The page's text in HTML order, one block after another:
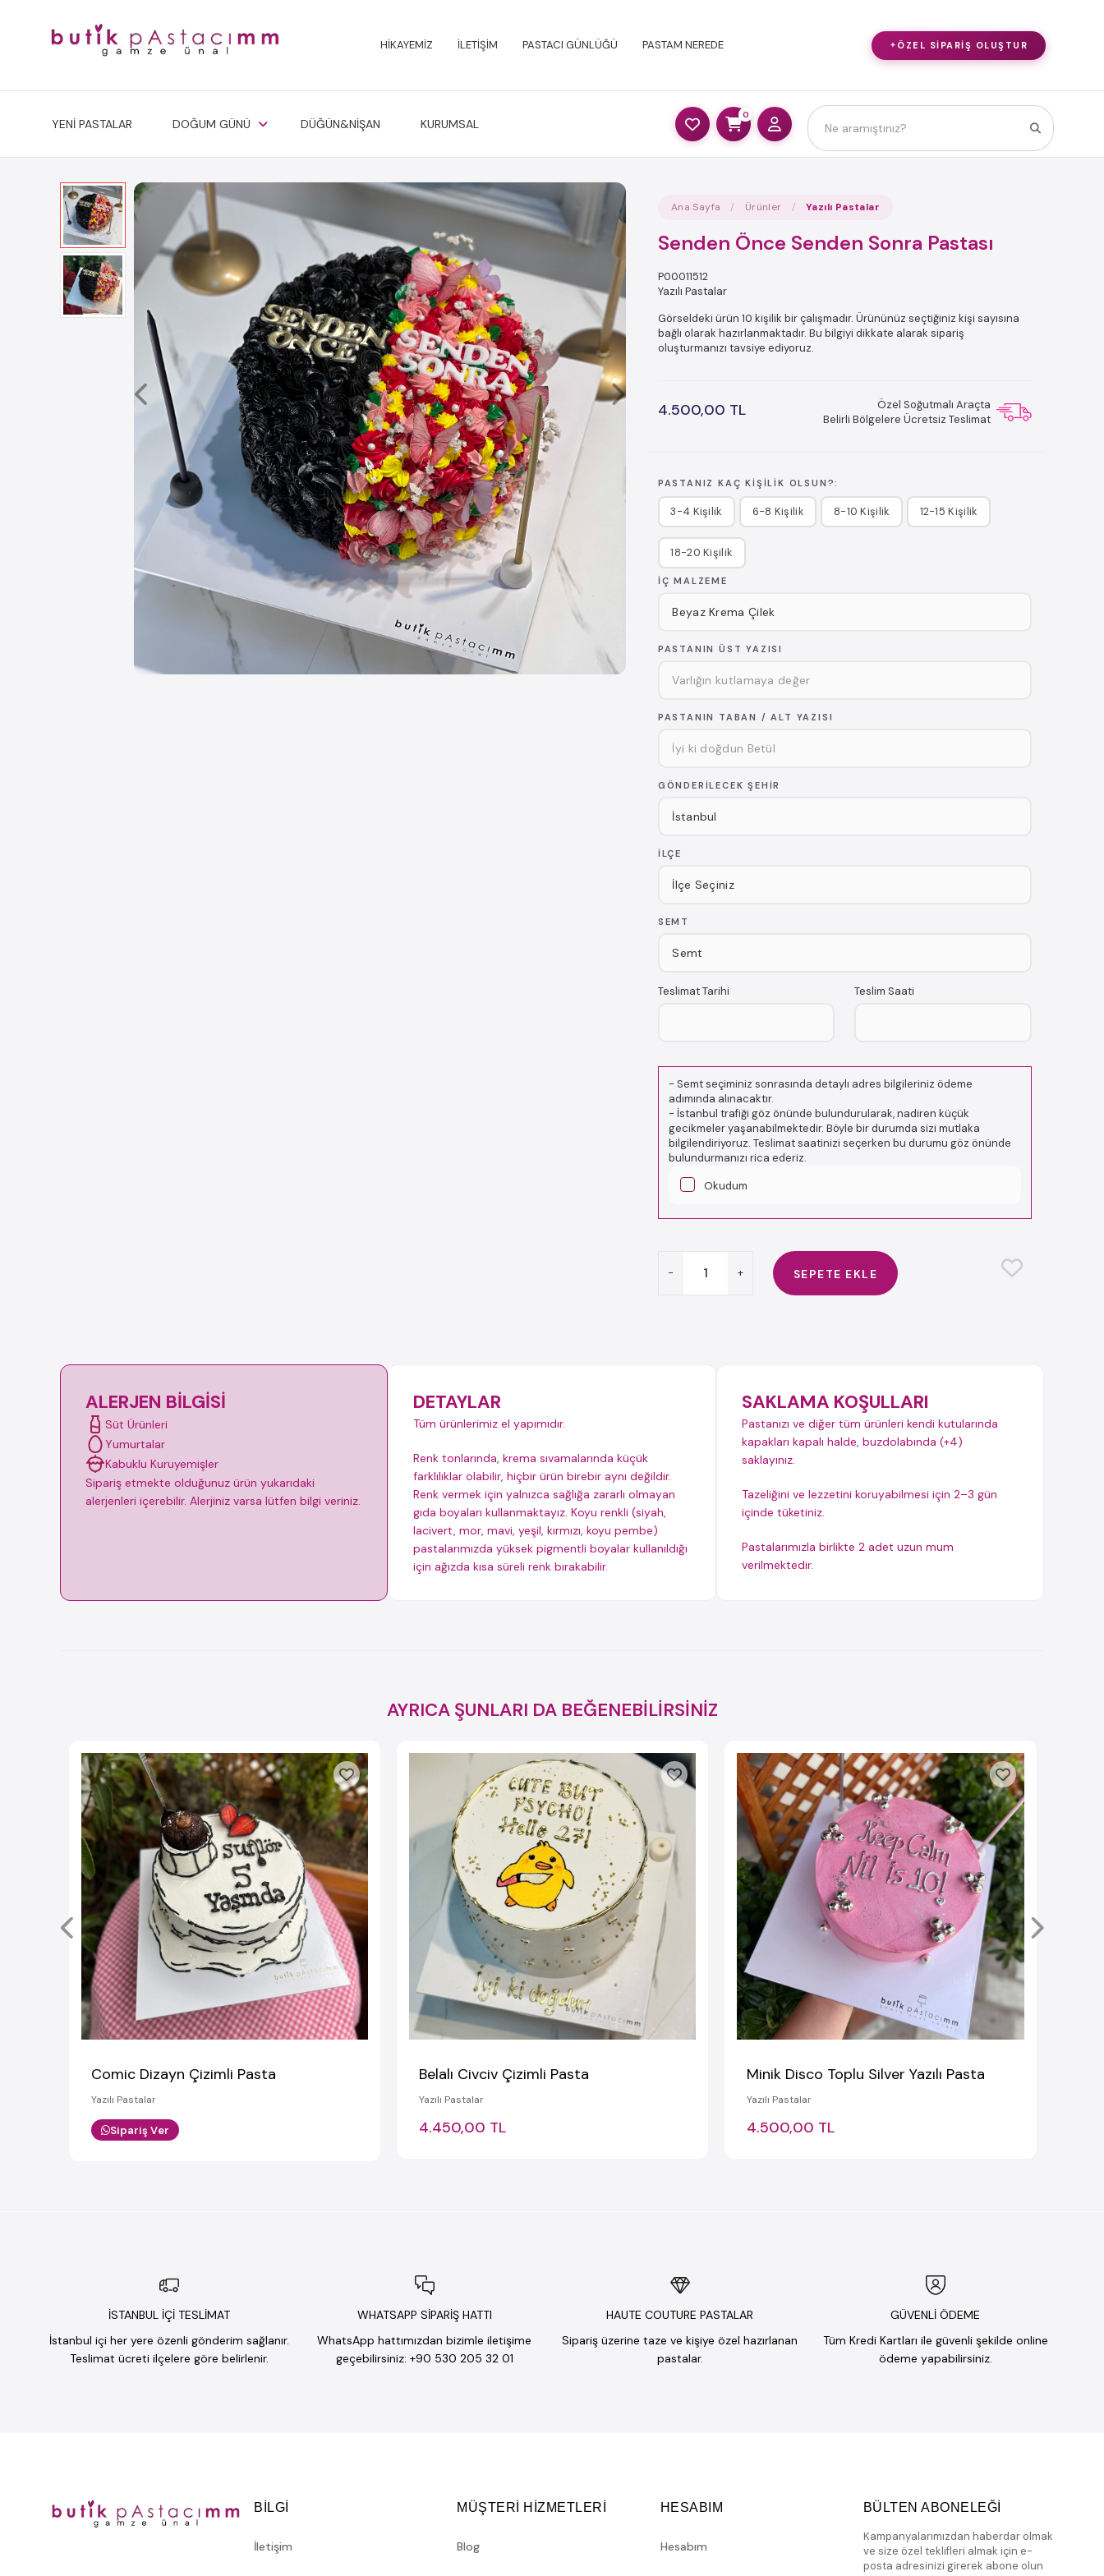
HİKAYEMİZ İLETİŞİM PASTACI GÜNLÜĞÜ PASTAM NEREDE ÖZEL SIPARIŞ OLUŞTUR
YENİ PASTALAR DOĞUM GÜNÜ DÜĞÜN&NİŞAN KURUMSAL
0
Ana Sayfa Ürünler Yazılı Pastalar
Senden Önce Senden Sonra Pastası
P00011512
Yazılı Pastalar
Görseldeki ürün 10 kişilik bir çalışmadır. Ürününüz seçtiğiniz kişi sayısına
bağlı olarak hazırlanmaktadır. Bu bilgiyi dikkate alarak sipariş
oluşturmanızı tavsiye ediyoruz.
4.500,00 TL
Özel Soğutmalı Araçta
Belirli Bölgelere Ücretsiz Teslimat
PASTANIZ KAÇ KIŞILIK OLSUN?:
3-4 Kişilik 6-8 Kişilik 8-10 Kişilik 12-15 Kişilik
18-20 Kişilik
İÇ MALZEME
PASTANIN ÜST YAZISI
PASTANIN TABAN / ALT YAZISI
GÖNDERILECEK ŞEHIR
İLÇE
SEMT
Teslimat Tarihi Teslim Saati
- Semt seçiminiz sonrasında detaylı adres bilgileriniz ödeme
adımında alınacaktır.
- İstanbul trafiği göz önünde bulundurularak, nadiren küçük
gecikmeler yaşanabilmektedir. Böyle bir durumda sizi mutlaka
bilgilendiriyoruz. Teslimat saatinizi seçerken bu durumu göz önünde
bulundurmanızı rica ederiz.
Okudum
- + SEPETE EKLE
ALERJEN BILGISI
Süt Ürünleri
Yumurtalar
Kabuklu Kuruyemişler
Sipariş etmekte olduğunuz ürün yukarıdaki
alerjenleri içerebilir. Alerjiniz varsa lütfen bilgi veriniz.
DETAYLAR
Tüm ürünlerimiz el yapımıdır.
Renk tonlarında, krema sıvamalarında küçük
farklılıklar olabilir, hiçbir ürün birebir aynı değildir.
Renk vermek için yalnızca sağlığa zararlı olmayan
gıda boyaları kullanmaktayız. Koyu renkli (siyah,
lacivert, mor, mavi, yeşil, kırmızı, koyu pembe)
pastalarımızda yüksek pigmentli boyalar kullanıldığı
için ağızda kısa süreli renk bırakabilir.
SAKLAMA KOŞULLARI
Pastanızı ve diğer tüm ürünleri kendi kutularında
kapakları kapalı halde, buzdolabında (+4)
saklayınız.
Tazeliğini ve lezzetini koruyabilmesi için 2–3 gün
içinde tüketiniz.
Pastalarımızla birlikte 2 adet uzun mum
verilmektedir.
AYRICA ŞUNLARI DA BEĞENEBİLİRSİNİZ
Comic Dizayn Çizimli Pasta
Yazılı Pastalar
Sipariş Ver
Belalı Civciv Çizimli Pasta
Yazılı Pastalar
4.450,00 TL
Minik Disco Toplu Silver Yazılı Pasta
Yazılı Pastalar
4.500,00 TL
İSTANBUL İÇİ TESLİMAT
İstanbul içi her yere özenli gönderim sağlanır.
Teslimat ücreti ilçelere göre belirlenir.
WHATSAPP SİPARİŞ HATTI
WhatsApp hattımızdan bizimle iletişime
geçebilirsiniz: +90 530 205 32 01
HAUTE COUTURE PASTALAR
Sipariş üzerine taze ve kişiye özel hazırlanan
pastalar.
GÜVENLİ ÖDEME
Tüm Kredi Kartları ile güvenli şekilde online
ödeme yapabilirsiniz.
BILGI
İletişim
MÜŞTERİ HİZMETLERİ
Blog
HESABIM
Hesabım
BÜLTEN ABONELEĞİ
Kampanyalarımızdan haberdar olmak
ve size özel teklifleri almak için e-
posta adresinizi girerek abone olun